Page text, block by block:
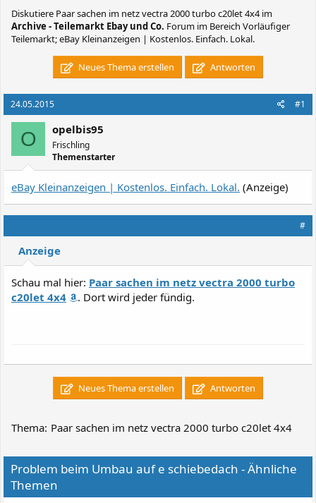
Diskutiere Paar sachen im netz vectra 2000 turbo c20let 4x4im
Archive - Teilemarkt Ebay und Co. Forum im Bereich Vorläufiger
Teilemarkt; eBay Kleinanzeigen | Kostenlos. Einfach. Lokal.
Neues Thema erstellen Antworten
24.05.2015 #1
O opelbis95
Frischling
Themenstarter
eBay Kleinanzeigen | Kostenlos. Einfach. Lokal. (Anzeige)
#
Anzeige
Schau mal hier: Paar sachen im netz vectra 2000 turbo
c20let 4x4
. Dort wird jeder fündig.
Neues Thema erstellen Antworten
Thema: Paar sachen im netz vectra 2000 turbo c20let 4x4
Problem beim Umbau auf e schiebedach - Ähnliche
Themen